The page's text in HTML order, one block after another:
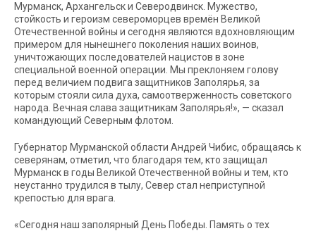
Мурманск, Архангельск и Северодвинск. Мужество,
стойкость и героизм североморцев времён Великой
Отечественной войны и сегодня являются вдохновляющим
примером для нынешнего поколения наших воинов,
уничтожающих последователей нацистов в зоне
специальной военной операции. Мы преклоняем голову
перед величием подвига защитников Заполярья, за
которым стояли сила духа, самоотверженность советского
народа. Вечная слава защитникам Заполярья!», — сказал
командующий Северным флотом.
Губернатор Мурманской области Андрей Чибис, обращаясь к
северянам, отметил, что благодаря тем, кто защищал
Мурманск в годы Великой Отечественной войны и тем, кто
неустанно трудился в тылу, Север стал неприступной
крепостью для врага.
«Сегодня наш заполярный День Победы. Память о тех